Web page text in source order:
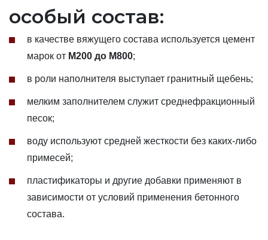
особый состав:
в качестве вяжущего состава используется цемент
марок от М200 до М800;
в роли наполнителя выступает гранитный щебень;
мелким заполнителем служит среднефракционный
песок;
воду используют средней жесткости без каких-либо
примесей;
пластификаторы и другие добавки применяют в
зависимости от условий применения бетонного
состава.